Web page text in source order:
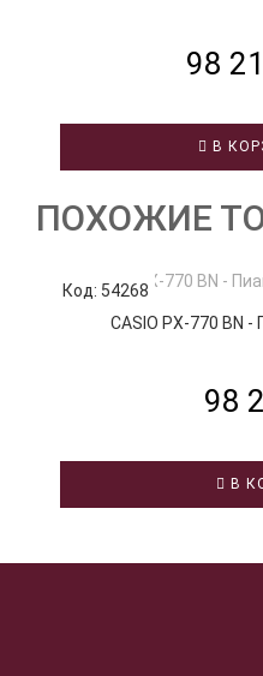
98
В
ПОХОЖИЕ
Код: 54268
CASIO PX-770
98
В